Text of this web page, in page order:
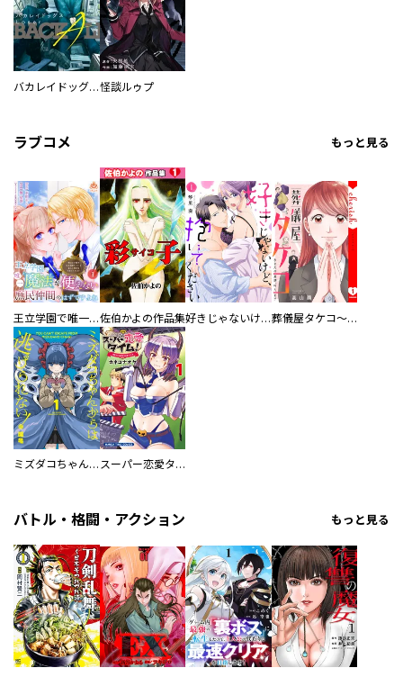
バカレイドッグス Ｌｏｓｅｒ怪談ルゥプ
ラブコメ もっと見る
王立学園で唯一魔法が使えない庶民仲間のはずですよね～実は王子様で私を溺愛しているなんて告白はやめてください～佐伯かよの作品集 好きじゃないけど、抱いてください【電子単行本版／特典おまけ付き】 葬儀屋タケコ～あなたの最期、叶えます【電子単行本版】
ミズダコちゃんからは逃げられない！ スーパー恋愛タイム！～現場でドＳな彼女は自宅でデレる～
バトル・格闘・アクション もっと見る